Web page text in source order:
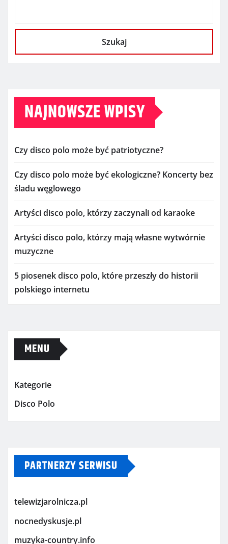
Szukaj
NAJNOWSZE WPISY
Czy disco polo może być patriotyczne?
Czy disco polo może być ekologiczne? Koncerty bez
śladu węglowego
Artyści disco polo, którzy zaczynali od karaoke
Artyści disco polo, którzy mają własne wytwórnie
muzyczne
5 piosenek disco polo, które przeszły do historii
polskiego internetu
MENU
Kategorie
Disco Polo
PARTNERZY SERWISU
telewizjarolnicza.pl
nocnedyskusje.pl
muzyka-country.info